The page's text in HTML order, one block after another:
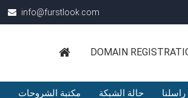
info@furstlook.com
DOMAIN
مكتبة الشروحات حالة الشبكة راسلنا